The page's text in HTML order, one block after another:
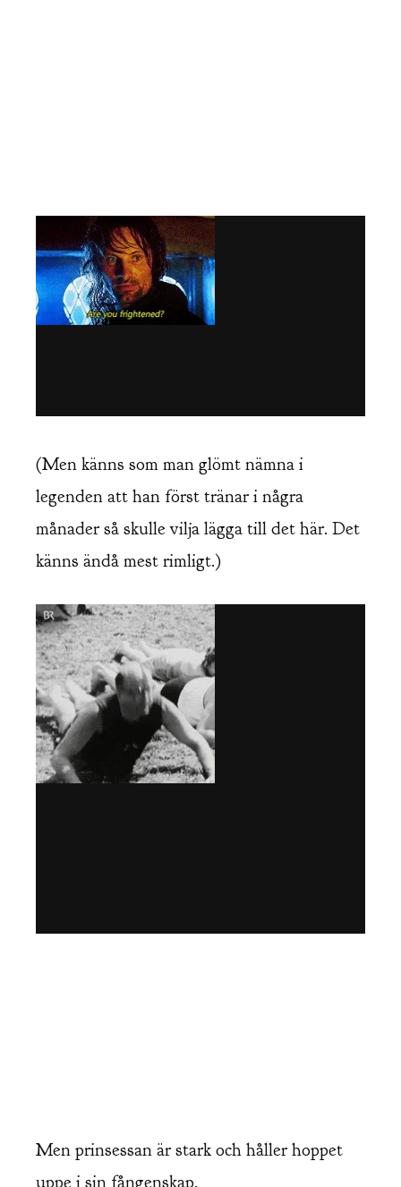
(Men känns som man glömt nämna i
legenden att han först tränar i några
månader så skulle vilja lägga till det här. Det
känns ändå mest rimligt.)
Men prinsessan är stark och håller hoppet
uppe i sin fångenskap.